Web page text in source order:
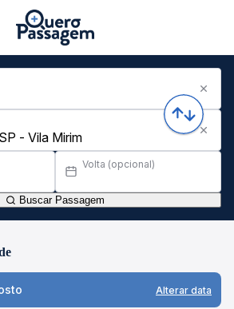
Volta (opcional)
Buscar Passagem
Alterar data